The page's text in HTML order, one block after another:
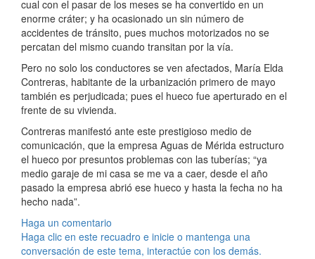
cual con el pasar de los meses se ha convertido en un
enorme cráter; y ha ocasionado un sin número de
accidentes de tránsito, pues muchos motorizados no se
percatan del mismo cuando transitan por la vía.
Pero no solo los conductores se ven afectados, María Elda
Contreras, habitante de la urbanización primero de mayo
también es perjudicada; pues el hueco fue aperturado en el
frente de su vivienda.
Contreras manifestó ante este prestigioso medio de
comunicación, que la empresa Aguas de Mérida estructuro
el hueco por presuntos problemas con las tuberías; “ya
medio garaje de mi casa se me va a caer, desde el año
pasado la empresa abrió ese hueco y hasta la fecha no ha
hecho nada”.
Haga un comentario
Haga clic en este recuadro e inicie o mantenga una
conversación de este tema, interactúe con los demás.